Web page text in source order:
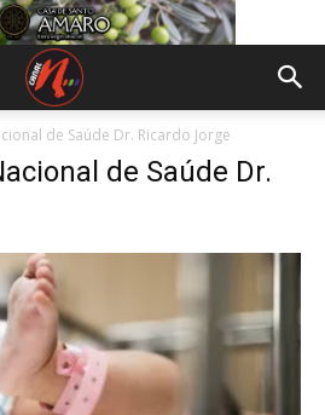
de Saúde Dr. Ricardo Jorge
de Saúde Dr.